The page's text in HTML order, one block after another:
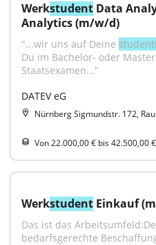
Werkstudent Data
Analytics (m/w/d)
"...wir uns auf Deine
Du im Bachelor- oder
Staatsexamen..."
DATEV eG
Nürnberg Sigmundstr. 172,
Von 22.000,00 € bis 42.500,00 €
Werkstudent Einkauf
Das ist das
bedarfsgerechte